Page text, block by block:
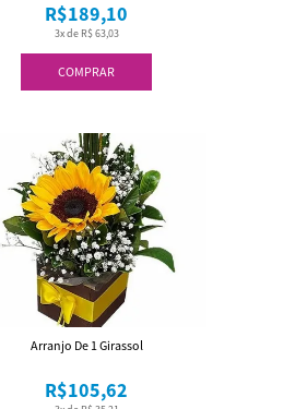
COMPRAR
3x de R$ 63,03
R$189,10
R$105,62
Arranjo De 1 Girassol